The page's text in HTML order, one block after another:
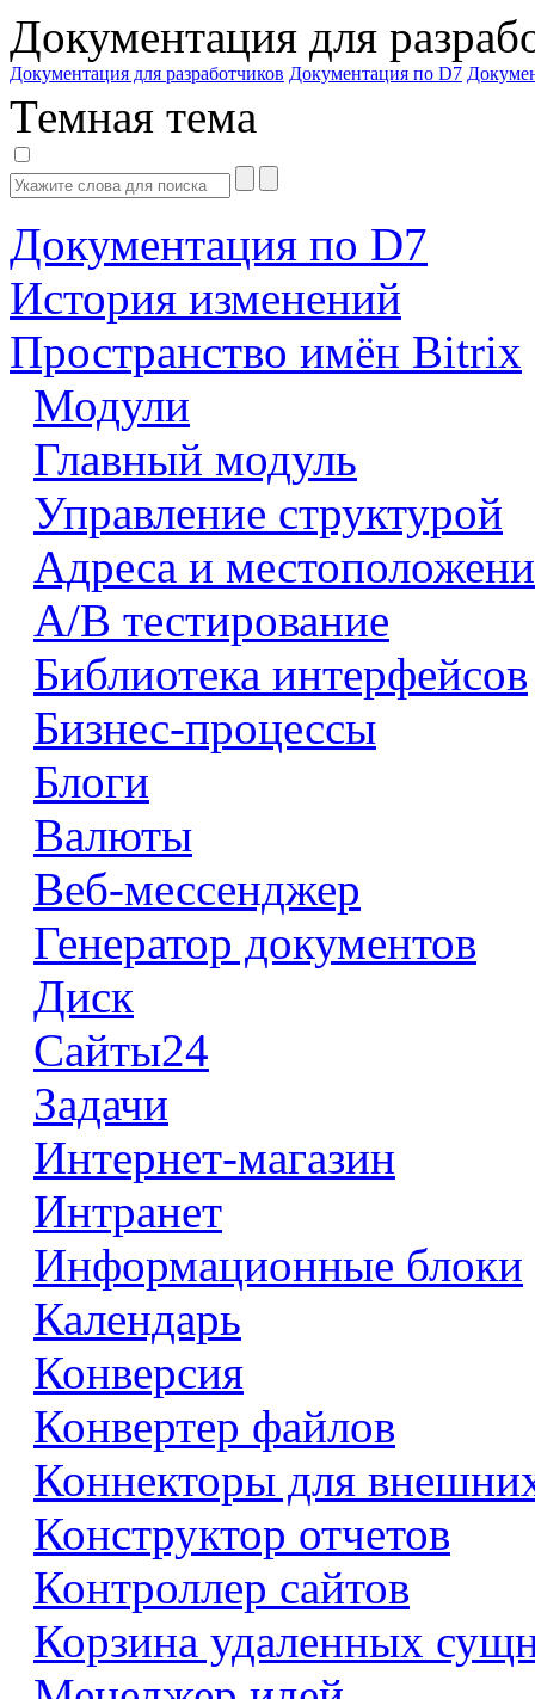
Документация для
Документация для разработчиков Документация по D7
Темная тема
Документация по D7
История изменений
Пространство имён Bitrix
Модули
Главный модуль
Управление структурой
Адреса и
А/В тестирование
Библиотека интерфейсов
Бизнес-процессы
Блоги
Валюты
Веб-мессенджер
Генератор документов
Диск
Сайты24
Задачи
Интернет-магазин
Интранет
Информационные блоки
Календарь
Конверсия
Конвертер файлов
Коннекторы для
Конструктор отчетов
Контроллер сайтов
Корзина удаленных